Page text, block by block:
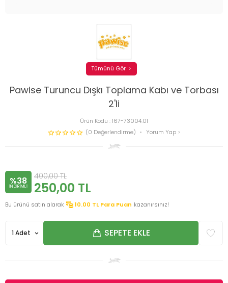
Pawise Turuncu Dışkı Toplama Kabı ve Torbası
2'li
Ürün Kodu :167-73004.01
(0 Değerlendirme)
Yorum Yap
Tümünü Gör
%38
INDIRIMLI
400,00TL
250,00 TL
Bu ürünü satın alarak 10.00 TL Para Puan kazanırsınız!
SEPETE EKLE